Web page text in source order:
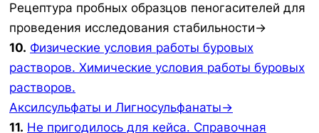
Рецептура пробных образцов пеногасителей для
проведения исследования стабильности→
10. Физические условия работы буровых
растворов. Химические условия работы буровых
растворов.
Аксилсульфаты и Лигносульфанаты→
11. Не пригодилось для кейса. Справочная